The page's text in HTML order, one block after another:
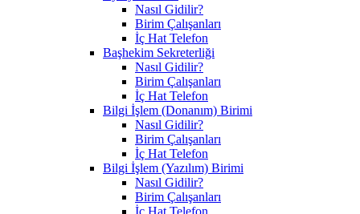
Nasıl Gidilir?
Birim Çalışanları
İç Hat Telefon
Başhekim Sekreterliği
Nasıl Gidilir?
Birim Çalışanları
İç Hat Telefon
Bilgi İşlem (Donanım) Birimi
Nasıl Gidilir?
Birim Çalışanları
İç Hat Telefon
Bilgi İşlem (Yazılım) Birimi
Nasıl Gidilir?
Birim Çalışanları
İç Hat Telefon